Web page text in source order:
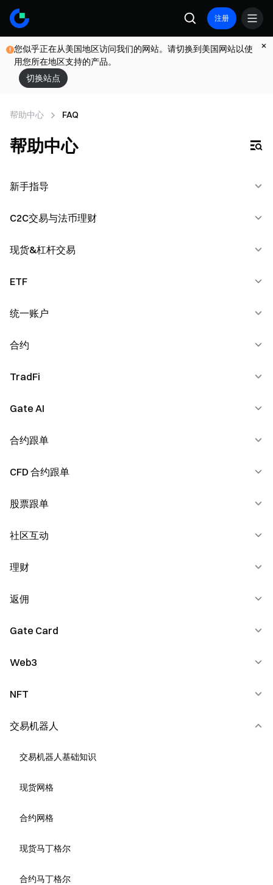
注册
您似乎正在从美国地区访问我们的网站。请切换到美国网站以使
用您所在地区支持的产品。
切换站点
帮助中心 FAQ
帮助中心
新手指导
功能指引
注册安装
K 线说明
KYC&安全设置
充提问题
C2C交易与法币理财
C2C交易入门
C2C广告商
C2C安全问题
C2C支付设置
C2C常见问题
现货&杠杆交易
现货交易
杠杆交易
股票代币
委托交易
ETF
新手引导
功能介绍
统一账户
统一账户概览
统一账户风控机制
合约
新手介绍
功能介绍
永续合约
交割合约
订单类型
合约底层逻辑机制
TradFi
CFD 合约
股票
Gate AI
Gate AI
Gate AI Bot
GateClaw（蓝龙虾）
Gate for AI Agent
GateRouter
Gate Skills Hub
合约跟单
产品更新
带单指南
跟单指南
CFD 合约跟单
CFD 合约跟单指南
股票跟单
股票跟单指南
社区互动
广场
直播
主播学院
理财
抵押借币
定投理财
持币生息
双币投资
余币宝
量化基金
链上赚币
杠杆无忧
极速定投
返佣
返佣规则
返佣常见问题
Gate Card
Gate Card 基础知识
Gate Card 返现与奖励
Gate Card （经典卡 & 铂金卡）
Gate Card （标准卡）
Gate Card（签名卡）
Gate Card
Web3
Web3 钱包
Web3 交易
Web3 DApp
Web3 Swap
Web3 NFT
领水中心
Web3 API
NFT
Gate NFT 市场基础教程
如何创作 NFT
如何出售 NFT
如何购买 NFT
NFT特色玩法
交易机器人
交易机器人基础知识
现货网格
合约网格
现货马丁格尔
合约马丁格尔